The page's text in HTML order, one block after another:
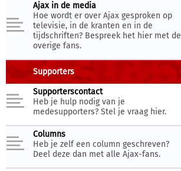
Ajax in de media
Hoe wordt er over Ajax gesproken op
televisie, in de kranten en in de
tijdschriften? Bespreek het hier met de
overige fans.
Supporters
Supporterscontact
Heb je hulp nodig van je
medesupporters? Stel je vraag hier.
Columns
Heb je zelf een column geschreven?
Deel deze dan met alle Ajax-fans.